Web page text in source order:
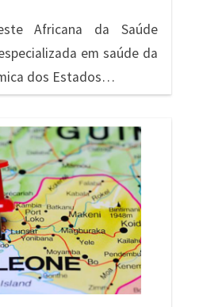
Africana da Saúde
em saúde da
dos Estados…